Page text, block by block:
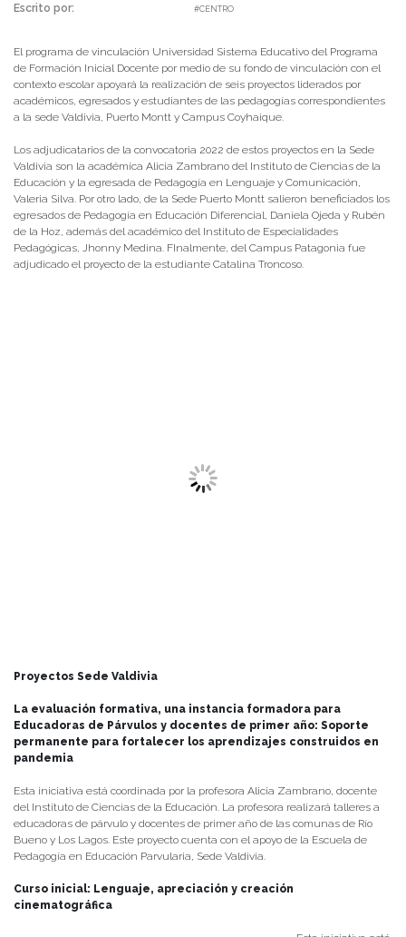
Escrito por: #CENTRO
El programa de vinculación Universidad Sistema Educativo del Programa
de Formación Inicial Docente por medio de su fondo de vinculación con el
contexto escolar apoyará la realización de seis proyectos liderados por
académicos, egresados y estudiantes de las pedagogías correspondientes
a la sede Valdivia, Puerto Montt y Campus Coyhaique.
Los adjudicatarios de la convocatoria 2022 de estos proyectos en la Sede
Valdivia son la académica Alicia Zambrano del Instituto de Ciencias de la
Educación y la egresada de Pedagogía en Lenguaje y Comunicación,
Valeria Silva. Por otro lado, de la Sede Puerto Montt salieron beneficiados los
egresados de Pedagogía en Educación Diferencial, Daniela Ojeda y Rubén
de la Hoz, además del académico del Instituto de Especialidades
Pedagógicas, Jhonny Medina. FInalmente, del Campus Patagonia fue
adjudicado el proyecto de la estudiante Catalina Troncoso.
Proyectos Sede Valdivia
La evaluación formativa, una instancia formadora para
Educadoras de Párvulos y docentes de primer año: Soporte
permanente para fortalecer los aprendizajes construidos en
pandemia
Esta iniciativa está coordinada por la profesora Alicia Zambrano, docente
del Instituto de Ciencias de la Educación. La profesora realizará talleres a
educadoras de párvulo y docentes de primer año de las comunas de Río
Bueno y Los Lagos. Este proyecto cuenta con el apoyo de la Escuela de
Pedagogía en Educación Parvularia, Sede Valdivia.
Curso inicial: Lenguaje, apreciación y creación
cinematográfica